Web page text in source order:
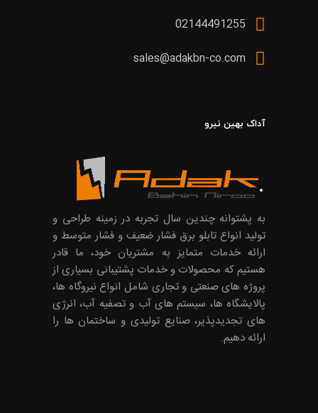
02144491255
sales@adakbn-co.com
آداک بهین نیرو
به پشتوانه چندین سال تجربه در زمینه طراحی و
تولید انواع تابلو برق فشار ضعیف و فشار متوسط و
ارائه خدمات متمایز به مشتریان خود، ما قادر
هستیم که محصولات و خدمات پشتیبانی بسیاری از
پروژه های صنعتی و تجاری شامل انواع نیروگاه ها،
پالایشگاه ها، سیستم های آب و تصفیه آب، انرژی
های تجدیدپذیر، صنایع تولیدی و ساختمان ها را
ارائه دهیم.